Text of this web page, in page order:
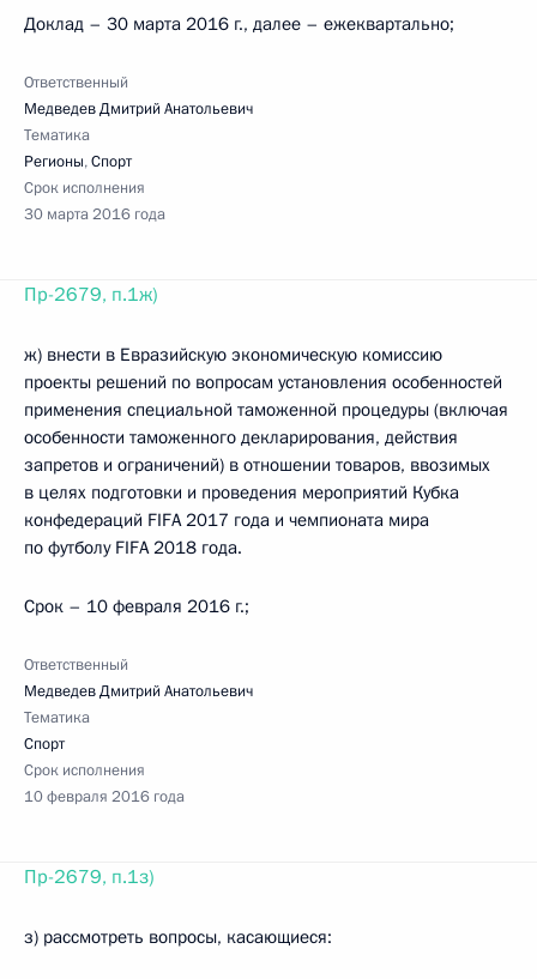
Доклад – 30 марта 2016 г., далее – ежеквартально;
Ответственный
Медведев Дмитрий Анатольевич
Тематика
Регионы,Спорт
Срок исполнения
30 марта 2016 года
Пр-2679, п.1ж)
ж) внести в Евразийскую экономическую комиссию
проекты решений по вопросам установления особенностей
применения специальной таможенной процедуры (включая
особенности таможенного декларирования, действия
запретов и ограничений) в отношении товаров, ввозимых
в целях подготовки и проведения мероприятий Кубка
конфедераций FIFA 2017 года и чемпионата мира
по футболу FIFA 2018 года.
Срок – 10 февраля 2016 г.;
Ответственный
Медведев Дмитрий Анатольевич
Тематика
Спорт
Срок исполнения
10 февраля 2016 года
Пр-2679, п.1з)
з) рассмотреть вопросы, касающиеся: